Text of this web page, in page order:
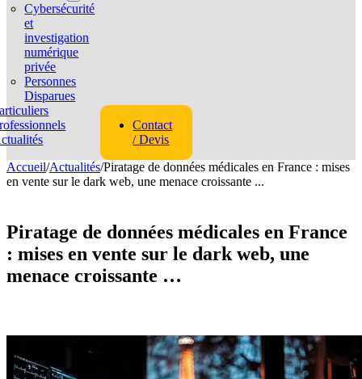
Cybersécurité
et
investigation
numérique
privée
Personnes
Disparues
Contact
/ Devis
Accueil/Actualités/Piratage de données médicales en France : mises
en vente sur le dark web, une menace croissante ...
Piratage de données médicales en France
: mises en vente sur le dark web, une
menace croissante …